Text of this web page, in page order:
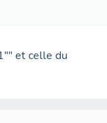
et celle du